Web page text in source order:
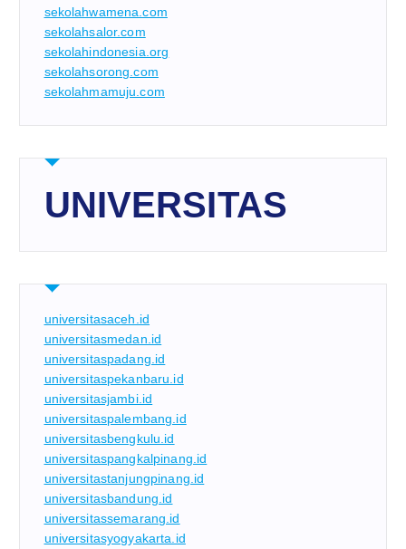
sekolahwamena.com
sekolahsalor.com
sekolahindonesia.org
sekolahsorong.com
sekolahmamuju.com
UNIVERSITAS
universitasaceh.id
universitasmedan.id
universitaspadang.id
universitaspekanbaru.id
universitasjambi.id
universitaspalembang.id
universitasbengkulu.id
universitaspangkalpinang.id
universitastanjungpinang.id
universitasbandung.id
universitassemarang.id
universitasyogyakarta.id